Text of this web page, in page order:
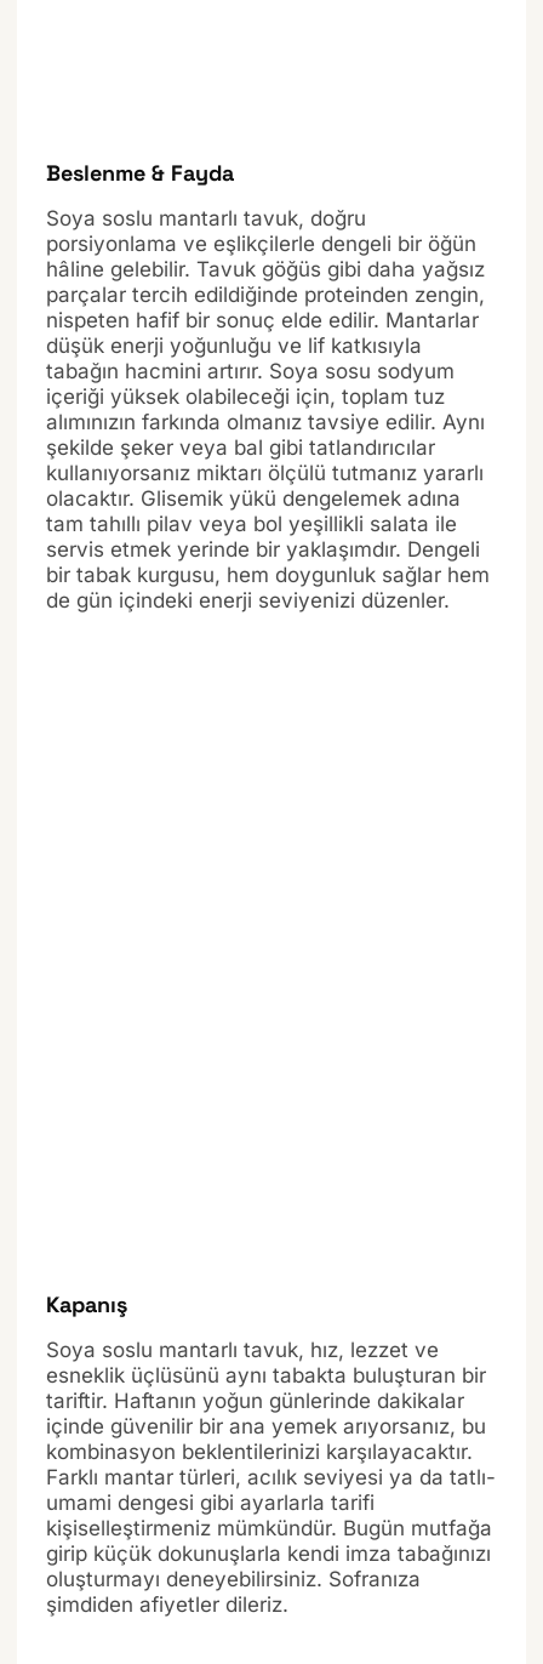
Beslenme & Fayda
Soya soslu mantarlı tavuk, doğru
porsiyonlama ve eşlikçilerle dengeli bir öğün
hâline gelebilir. Tavuk göğüs gibi daha yağsız
parçalar tercih edildiğinde proteinden zengin,
nispeten hafif bir sonuç elde edilir. Mantarlar
düşük enerji yoğunluğu ve lif katkısıyla
tabağın hacmini artırır. Soya sosu sodyum
içeriği yüksek olabileceği için, toplam tuz
alımınızın farkında olmanız tavsiye edilir. Aynı
şekilde şeker veya bal gibi tatlandırıcılar
kullanıyorsanız miktarı ölçülü tutmanız yararlı
olacaktır. Glisemik yükü dengelemek adına
tam tahıllı pilav veya bol yeşillikli salata ile
servis etmek yerinde bir yaklaşımdır. Dengeli
bir tabak kurgusu, hem doygunluk sağlar hem
de gün içindeki enerji seviyenizi düzenler.
Kapanış
Soya soslu mantarlı tavuk, hız, lezzet ve
esneklik üçlüsünü aynı tabakta buluşturan bir
tariftir. Haftanın yoğun günlerinde dakikalar
içinde güvenilir bir ana yemek arıyorsanız, bu
kombinasyon beklentilerinizi karşılayacaktır.
Farklı mantar türleri, acılık seviyesi ya da tatlı-
umami dengesi gibi ayarlarla tarifi
kişiselleştirmeniz mümkündür. Bugün mutfağa
girip küçük dokunuşlarla kendi imza tabağınızı
oluşturmayı deneyebilirsiniz. Sofranıza
şimdiden afiyetler dileriz.